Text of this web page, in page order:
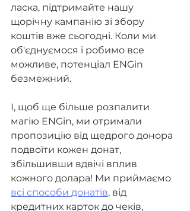
ласка, підтримайте нашу
щорічну кампанію зі збору
коштів вже сьогодні. Коли ми
об'єднуємося і робимо все
можливе, потенціал ENGin
безмежний.
І, щоб ще більше розпалити
магію ENGin, ми отримали
пропозицію від щедрого донора
подвоїти кожен донат,
збільшивши вдвічі вплив
кожного долара! Ми приймаємо
всі способи донатів, від
кредитних карток до чеків,